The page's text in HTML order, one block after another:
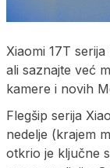
Xiaomi 17T
ali saznajte već
kamere i novih
Flegšip serija
nedelje (krajem
otkrio je ključne